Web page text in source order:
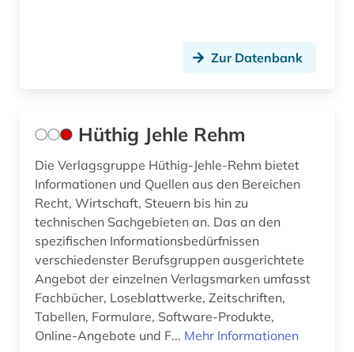
Zur Datenbank
Hüthig Jehle Rehm
Die Verlagsgruppe Hüthig-Jehle-Rehm bietet
Informationen und Quellen aus den Bereichen
Recht, Wirtschaft, Steuern bis hin zu
technischen Sachgebieten an. Das an den
spezifischen Informationsbedürfnissen
verschiedenster Berufsgruppen ausgerichtete
Angebot der einzelnen Verlagsmarken umfasst
Fachbücher, Loseblattwerke, Zeitschriften,
Tabellen, Formulare, Software-Produkte,
Online-Angebote und F... Mehr Informationen